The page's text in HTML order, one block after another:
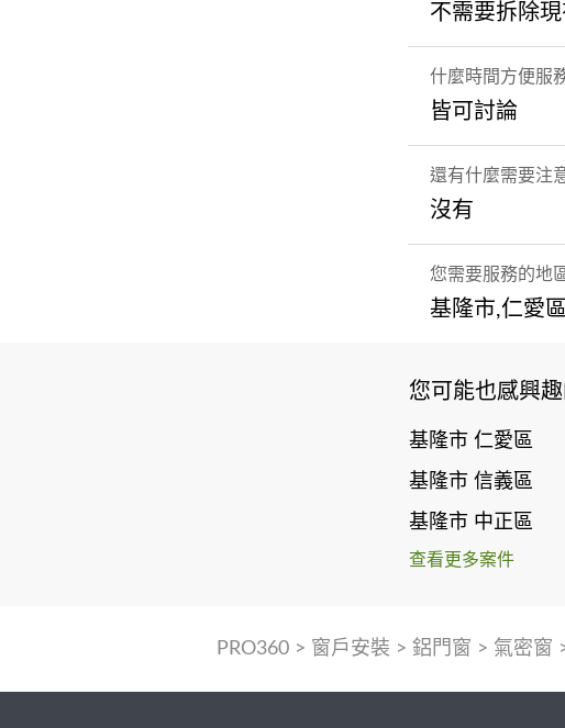
不需要拆除現
什麼時間方便服
皆可討論
還有什麼需要注
沒有
您需要服務的地
基隆市,仁愛區
您可能也感興趣
基隆市 仁愛區
基隆市 信義區
基隆市 中正區
查看更多案件
PRO360> 窗戶安裝 > 鋁門窗 > 氣密窗